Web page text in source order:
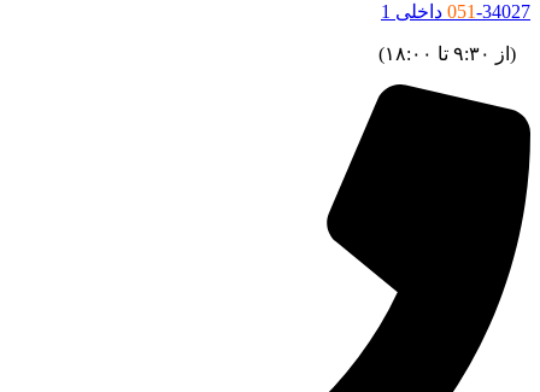
051-34027 داخلی 1
(از ۹:۳۰ تا ۱۸:۰۰)